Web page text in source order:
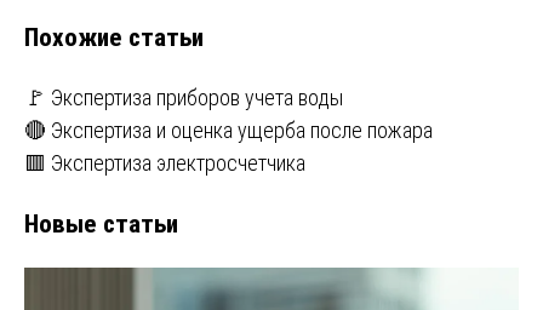
Похожие статьи
🚩 Экспертиза приборов учета воды
🔴 Экспертиза и оценка ущерба после пожара
🟥 Экспертиза электросчетчика
Новые статьи